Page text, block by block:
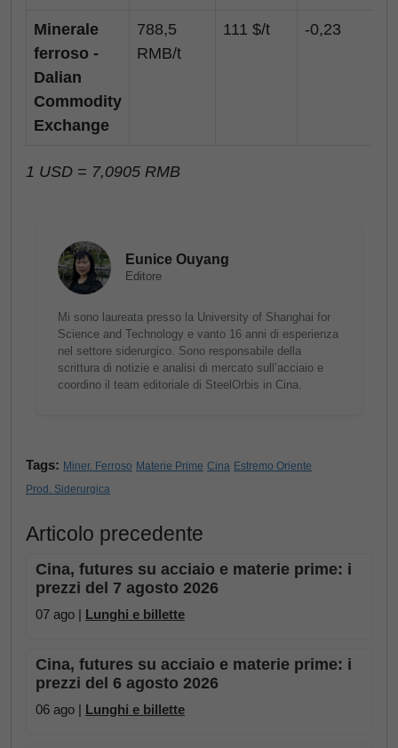
Minerale
ferroso -
Dalian
Commodity
Exchange
788,5
RMB/t
111 $/t -0,23
1 USD = 7,0905 RMB
Eunice Ouyang
Editore
Mi sono laureata presso la University of Shanghai for
Science and Technology e vanto 16 anni di esperienza
nel settore siderurgico. Sono responsabile della
scrittura di notizie e analisi di mercato sull’acciaio e
coordino il team editoriale di SteelOrbis in Cina.
Tags: Miner. Ferroso Materie Prime Cina Estremo Oriente
Prod. Siderurgica
Articolo precedente
Cina, futures su acciaio e materie prime: i
prezzi del 7 agosto 2026
07 ago | Lunghi e billette
Cina, futures su acciaio e materie prime: i
prezzi del 6 agosto 2026
06 ago | Lunghi e billette